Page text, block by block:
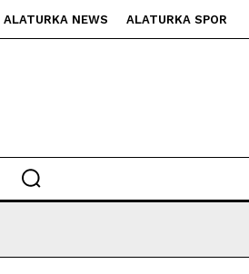
ALATURKA NEWS ALATURKA SPOR